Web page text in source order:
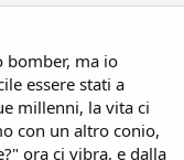
bomber, ma io
essere stati a
millenni, la vita ci
con un altro conio,
ora ci vibra, e dalla